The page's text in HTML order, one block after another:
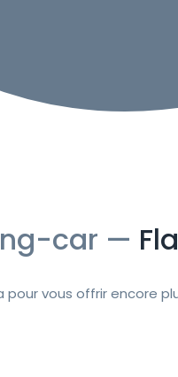
car —
vous offrir encore